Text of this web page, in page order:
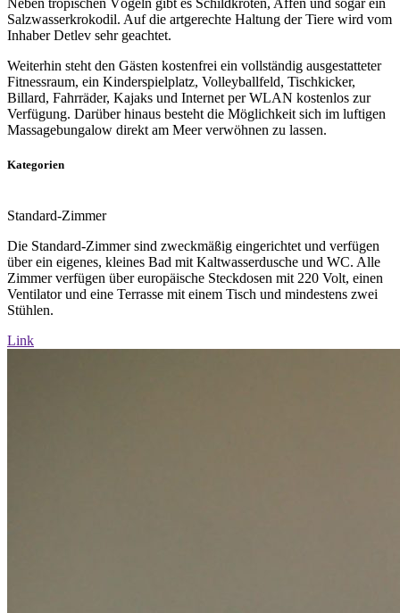
Salzwasserkrokodil. Auf die artgerechte Haltung der Tiere wird vom
Inhaber Detlev sehr geachtet.
Weiterhin steht den Gästen kostenfrei ein vollständig ausgestatteter
Fitnessraum, ein Kinderspielplatz, Volleyballfeld, Tischkicker,
Billard, Fahrräder, Kajaks und Internet per WLAN kostenlos zur
Verfügung. Darüber hinaus besteht die Möglichkeit sich im luftigen
Massagebungalow direkt am Meer verwöhnen zu lassen.
Kategorien
Standard-Zimmer
Die Standard-Zimmer sind zweckmäßig eingerichtet und verfügen
über ein eigenes, kleines Bad mit Kaltwasserdusche und WC. Alle
Zimmer verfügen über europäische Steckdosen mit 220 Volt, einen
Ventilator und eine Terrasse mit einem Tisch und mindestens zwei
Stühlen.
Link